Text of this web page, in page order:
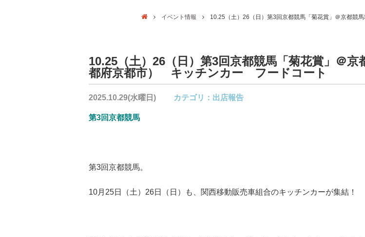
イベント情報 10.25（土）26（日）第3回京都競馬「菊花賞」＠京都競
10.25（土）26（日）第3回京都競馬「菊花賞」＠京
都府京都市） キッチンカー フードコート
2025.10.29(水曜日) カテゴリ： 出店報告
第3回京都競馬
第3回京都競馬。
10月25日（土）26日（日）も、関西移動販売車組合のキッチンカーが集結！